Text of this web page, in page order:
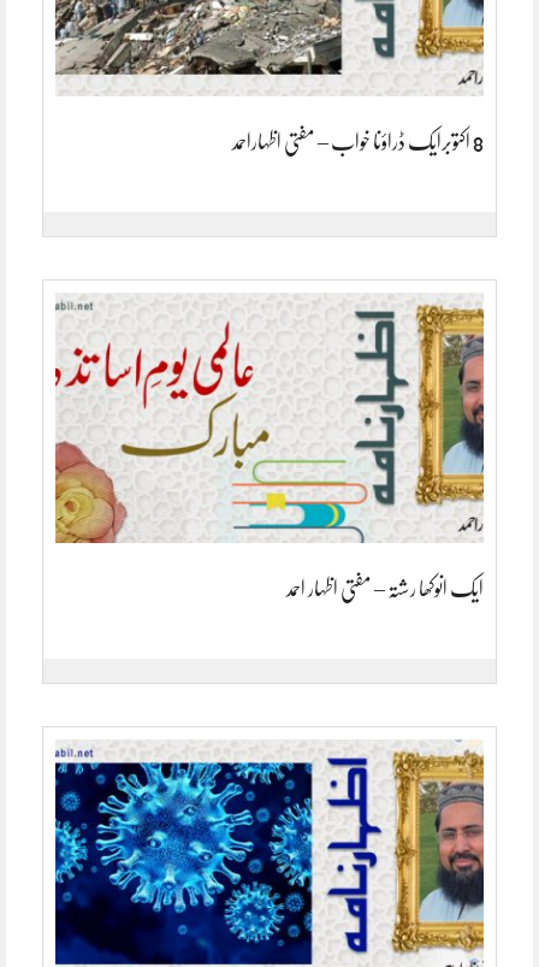
8 اکتوبرایک ڈراؤنا خواب – مفتی اظہاراحمد
ایک انوکھا رشتہ – مفتی اظہار احمد